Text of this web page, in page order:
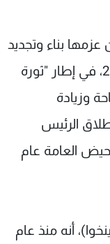
أكدت الصين عزمها بناء وتجديد
64 ألف مرحاض عام بين 2018 و2020، في إطار "ثورة
وزيادة
الرئيس
العامة عام
أنه منذ عام